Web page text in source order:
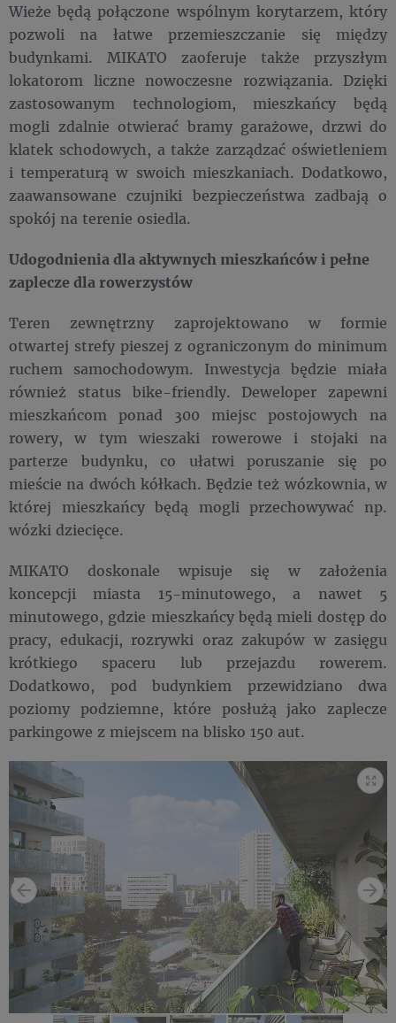
Wieże będą połączone wspólnym korytarzem, który
pozwoli na łatwe przemieszczanie się między
budynkami. MIKATO zaoferuje także przyszłym
lokatorom liczne nowoczesne rozwiązania. Dzięki
zastosowanym technologiom, mieszkańcy będą
mogli zdalnie otwierać bramy garażowe, drzwi do
klatek schodowych, a także zarządzać oświetleniem
i temperaturą w swoich mieszkaniach. Dodatkowo,
zaawansowane czujniki bezpieczeństwa zadbają o
spokój na terenie osiedla.
Udogodnienia dla aktywnych mieszkańców i pełne
zaplecze dla rowerzystów
Teren zewnętrzny zaprojektowano w formie
otwartej strefy pieszej z ograniczonym do minimum
ruchem samochodowym. Inwestycja będzie miała
również status bike-friendly. Deweloper zapewni
mieszkańcom ponad 300 miejsc postojowych na
rowery, w tym wieszaki rowerowe i stojaki na
parterze budynku, co ułatwi poruszanie się po
mieście na dwóch kółkach. Będzie też wózkownia, w
której mieszkańcy będą mogli przechowywać np.
wózki dziecięce.
MIKATO doskonale wpisuje się w założenia
koncepcji miasta 15-minutowego, a nawet 5
minutowego, gdzie mieszkańcy będą mieli dostęp do
pracy, edukacji, rozrywki oraz zakupów w zasięgu
krótkiego spaceru lub przejazdu rowerem.
Dodatkowo, pod budynkiem przewidziano dwa
poziomy podziemne, które posłużą jako zaplecze
parkingowe z miejscem na blisko 150 aut.